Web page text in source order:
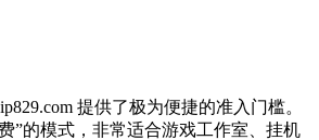
提供了极为便捷的准入门槛。
”的模式，非常适合游戏工作室、挂机